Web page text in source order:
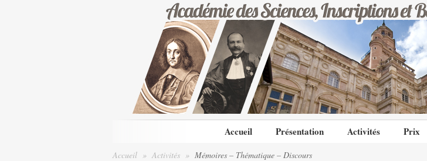
Accueil Présentation Activités Prix
Accueil » Activités » Mémoires – Thématique – Discours